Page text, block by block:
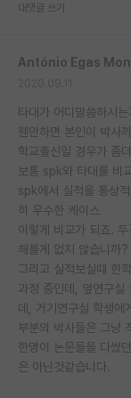
대댓글 쓰기
António Egas
타대가 어디말씀하시
웬만하면 본인이 박사
학교출신일 경우가 좀
보통 spk와 타대를 비
spk에서 실적을 통상
히 우수한 케이스
이렇게 비교가 되죠.
해볼게 없지 않습니까?
그리고 실적보실때 한
과정 중인데, 옆연구
데, 거기연구실 학생에
부분의 박사들은 그냥
한명이 논문들을 다썼
은 아닌것같습니다.